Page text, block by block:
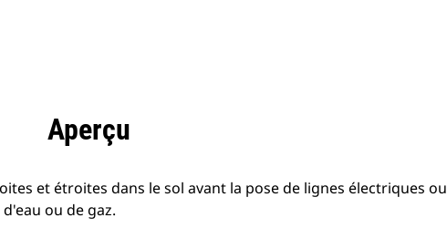
Aperçu
et étroites dans le sol avant la pose de lignes électriques ou
ou de gaz.